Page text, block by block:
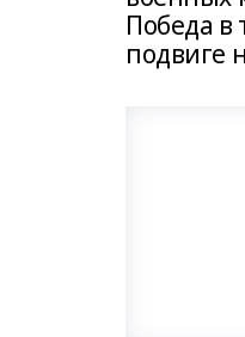
Победа в
подвиге